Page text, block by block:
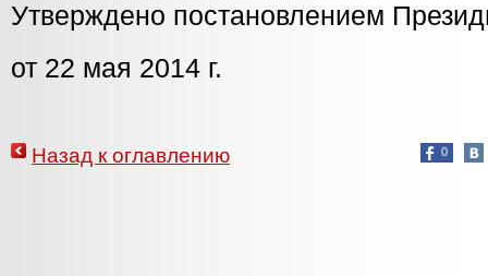
Утверждено постановлением
от 22 мая 2014 г.
0
Назад к оглавлению